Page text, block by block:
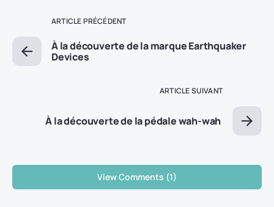
ARTICLE PRÉCÉDENT
À la découverte de la marque Earthquaker
Devices
ARTICLE SUIVANT
À la découverte de la pédale wah-wah
View Comments (1)